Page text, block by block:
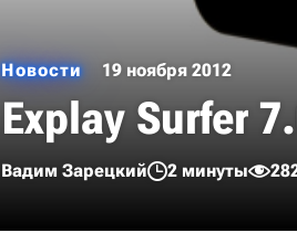
Новости 19 ноября 2012
Explay Surfer
Вадим Зарецкий 2 минуты